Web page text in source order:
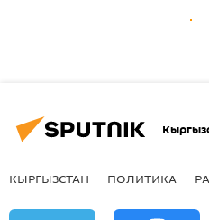
КЫРГЫЗСТАН ПОЛИТИКА